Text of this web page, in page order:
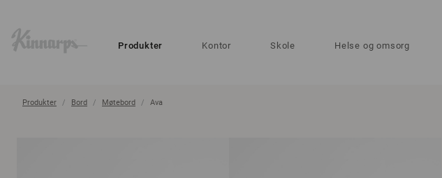
Produkter Kontor Skole Helse og omsorg
Produkter Bord Møtebord Ava